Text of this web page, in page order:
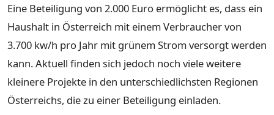
Eine Beteiligung von 2.000 Euro ermöglicht es, dass ein
Haushalt in Österreich mit einem Verbraucher von
3.700 kw/h pro Jahr mit grünem Strom versorgt werden
kann. Aktuell finden sich jedoch noch viele weitere
kleinere Projekte in den unterschiedlichsten Regionen
Österreichs, die zu einer Beteiligung einladen.